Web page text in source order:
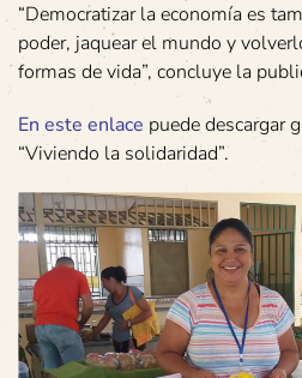
“Democratizar la economía es
poder, jaquear el mundo y
formas de vida”, concluye la
En este enlace puede descargar
“Viviendo la solidaridad”.